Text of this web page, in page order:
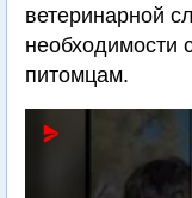
ветеринарной
необходимости
питомцам.